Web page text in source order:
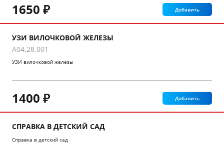
1650 ₽ Добавить
УЗИ ВИЛОЧКОВОЙ ЖЕЛЕЗЫ
A04.28.001
УЗИ вилочковой железы
1400 ₽ Добавить
СПРАВКА В ДЕТСКИЙ САД
Справка в детский сад